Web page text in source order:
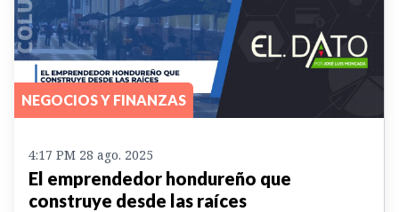
NEGOCIOS Y FINANZAS
4:17 PM 28 ago. 2025
El emprendedor hondureño que
construye desde las raíces